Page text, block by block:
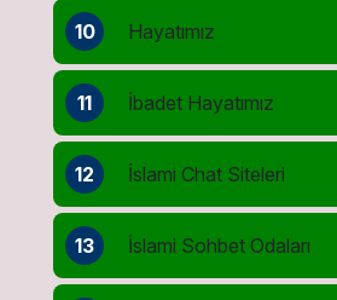
10 Hayatımız
11 İbadet Hayatımız
12 İslami Chat Siteleri
13 İslami Sohbet Odaları